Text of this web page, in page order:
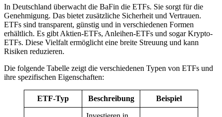
In Deutschland überwacht die BaFin die ETFs. Sie sorgt für die
Genehmigung. Das bietet zusätzliche Sicherheit und Vertrauen.
ETFs sind transparent, günstig und in verschiedenen Formen
erhältlich. Es gibt Aktien-ETFs, Anleihen-ETFs und sogar Krypto-
ETFs. Diese Vielfalt ermöglicht eine breite Streuung und kann
Risiken reduzieren.
Die folgende Tabelle zeigt die verschiedenen Typen von ETFs und
ihre spezifischen Eigenschaften:
ETF-Typ Beschreibung Beispiel